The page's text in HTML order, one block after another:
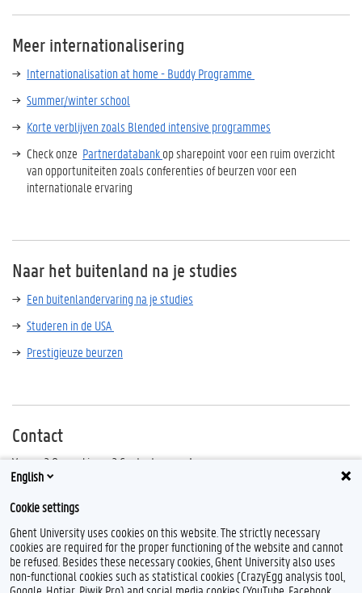
Meer internationalisering
Internationalisation at home - Buddy Programme
Summer/winter school
Korte verblijven zoals Blended intensive programmes
Check onze Partnerdatabankop sharepoint voor een ruim overzicht
van opportuniteiten zoals conferenties of beurzen voor een
internationale ervaring
Naar het buitenland na je studies
Een buitenlandervaring na je studies
Studeren in de USA
Prestigieuze beurzen
Contact
Vragen? Opmerkingen? Contacteer ons!
Contactgegevens
L I
English
Cookie settings
Ghent University uses cookies on this website. The strictly necessary
cookies are required for the proper functioning of the website and cannot
be refused. Besides these necessary cookies, Ghent University also uses
non-functional cookies such as statistical cookies (CrazyEgg analysis tool,